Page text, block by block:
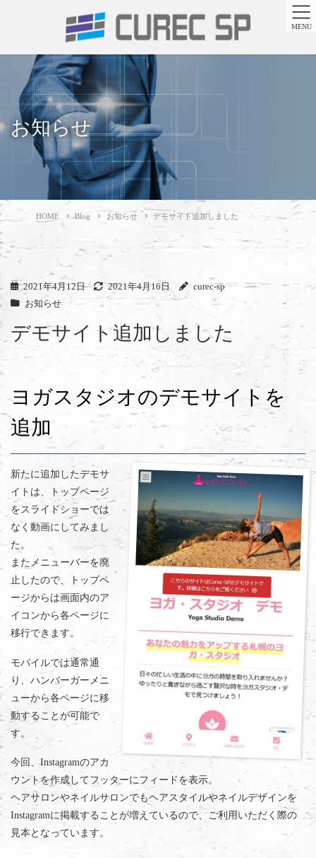
お知らせ
HOME Blog お知らせ デモサイト追加しました
2021年4月12日 2021年4月16日
curec-sp
お知らせ
デモサイト追加しました
ヨガスタジオのデモサイトを
追加
新たに追加したデモサ
イトは、トップページ
をスライドショーでは
なく動画にしてみまし
た。
またメニューバーを廃
止したので、トップペ
ージからは画面内のア
イコンから各ページに
移行できます。
モバイルでは通常通
り、ハンバーガーメニ
ューから各ページに移
動することが可能で
す。
今回、Instagramのアカ
ウントを作成してフッターにフィードを表示。
ヘアサロンやネイルサロンでもヘアスタイルやネイルデザインを
Instagramに掲載することが増えているので、ご利用いただく際の
見本となっています。
MENU